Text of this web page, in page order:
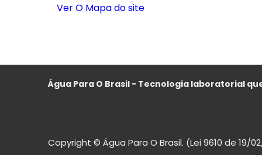
Ver O Mapa do site
Água Para O Brasil - Tecnologia laboratorial
Copyright © Água Para O Brasil. (Lei 9610 de 19/